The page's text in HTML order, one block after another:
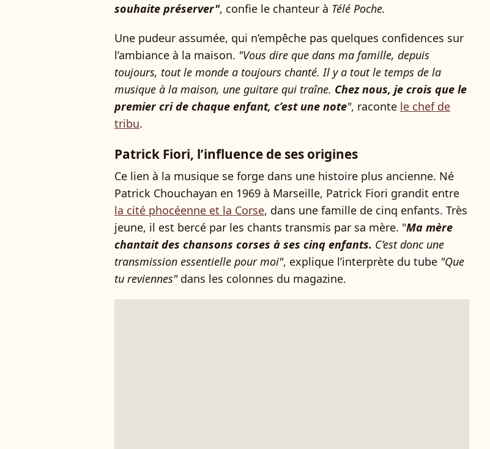
souhaite préserver", confie le chanteur à Télé Poche.
Une pudeur assumée, qui n’empêche pas quelques confidences sur
l’ambiance à la maison. "Vous dire que dans ma famille, depuis
toujours, tout le monde a toujours chanté. Il y a tout le temps de la
musique à la maison, une guitare qui traîne. Chez nous, je crois que le
premier cri de chaque enfant, c’est une note", raconte le chef de
tribu.
Patrick Fiori, l’influence de ses origines
Ce lien à la musique se forge dans une histoire plus ancienne. Né
Patrick Chouchayan en 1969 à Marseille, Patrick Fiori grandit entre
la cité phocéenne et la Corse, dans une famille de cinq enfants. Très
jeune, il est bercé par les chants transmis par sa mère. "Ma mère
chantait des chansons corses à ses cinq enfants. C’est donc une
transmission essentielle pour moi", explique l’interprète du tube "Que
tu reviennes"dans les colonnes du magazine.